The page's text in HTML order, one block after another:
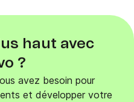
haut avec
?
avez besoin pour
et développer votre